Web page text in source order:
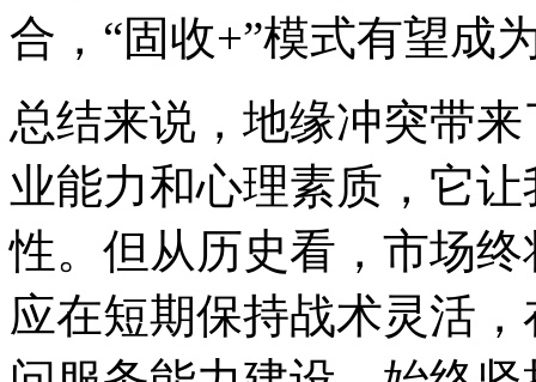
合，“固收+”模式有望成
总结来说，地缘冲突带
业能力和心理素质，它
性。但从历史看，市场
应在短期保持战术灵活